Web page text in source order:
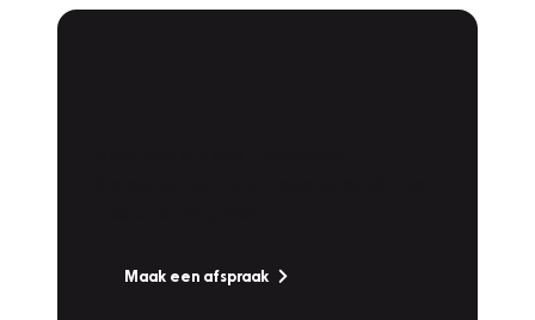
Maak een afspraak